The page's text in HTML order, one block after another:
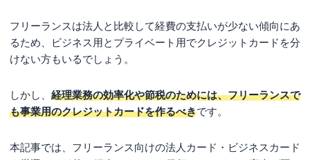
フリーランスは法人と比較して経費の支払いが少ない傾向にあ
るため、ビジネス用とプライベート用でクレジットカードを分
けない方もいるでしょう。
しかし、 経理業務の効率化や節税のためには、フリーランスで
も事業用のクレジットカードを作るべきです。
本記事では、フリーランス向けの法人カード・ビジネスカード